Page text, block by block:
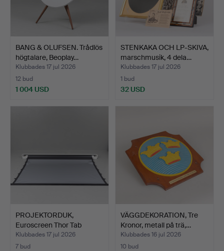
BANG & OLUFSEN. Trådlös
högtalare, Beoplay…
Klubbades 17 jul 2026
12 bud
1 004 USD
STENKAKA OCH LP-SKIVA,
marschmusik, 4 dela…
Klubbades 17 jul 2026
1 bud
32 USD
PROJEKTORDUK,
Euroscreen Thor Tab
Tension …
Klubbades 17 jul 2026
7 bud
VÄGGDEKORATION, Tre
Kronor, metall på trä,…
Klubbades 16 jul 2026
10 bud